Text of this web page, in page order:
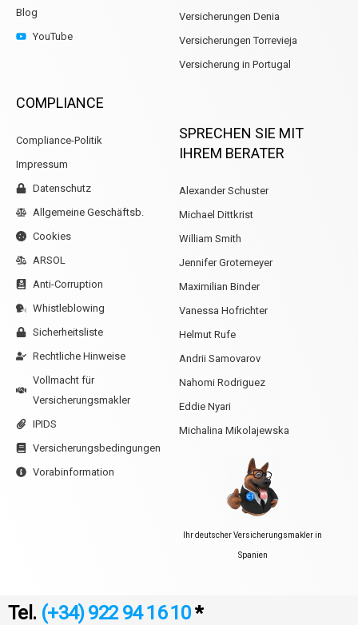
Blog
YouTube
COMPLIANCE
Compliance-Politik
Impressum
Datenschutz
Allgemeine Geschäftsb.
Cookies
ARSOL
Anti-Corruption
Whistleblowing
Sicherheitsliste
Rechtliche Hinweise
Vollmacht für
Versicherungsmakler
IPIDS
Versicherungsbedingungen
Vorabinformation
Versicherungen Denia
Versicherungen Torrevieja
Versicherung in Portugal
SPRECHEN SIE MIT
IHREM BERATER
Alexander Schuster
Michael Dittkrist
William Smith
Jennifer Grotemeyer
Maximilian Binder
Vanessa Hofrichter
Helmut Rufe
Andrii Samovarov
Nahomi Rodriguez
Eddie Nyari
Michalina Mikolajewska
Ihr deutscher Versicherungsmakler in
Spanien
Tel.(+34) 922 94 16 10*